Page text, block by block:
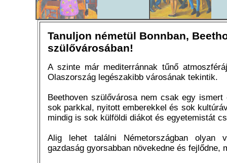
Tanuljon németül Bonnban,
szülővárosában!
A szinte már mediterránnak tűnő
Olaszország legészakibb városának tekintik.
Beethoven szülővárosa nem csak egy ismert
sok parkkal, nyitott emberekkel és sok
mindig is sok külföldi diákot és egyetemistát
Alig lehet találni Németországban olyan
gazdaság gyorsabban növekedne és fejlődne,